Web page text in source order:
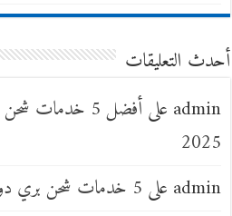
أحدث التعليقات
admin على
أفضل 5 خدمات
2025
admin على 5 خدمات شحن بري دولى في مصر عام 2025